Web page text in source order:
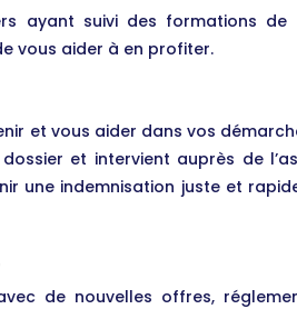
ayant suivi des formations
vous aider à en profiter.
et vous aider dans vos
et intervient auprès de
une indemnisation juste et
de nouvelles offres,